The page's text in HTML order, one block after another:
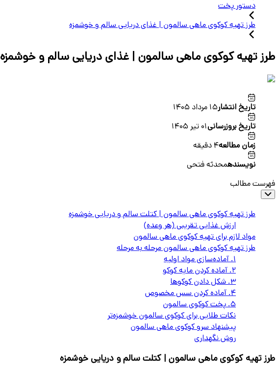
دستور پخت
طرز تهیه کوکوی ماهی سالمون | غذای دریایی سالم و خوشمزه
طرز تهیه کوکوی ماهی سالمون | غذای دریایی سالم و خوشمزه
تاریخ انتشار15 مرداد 1405
تاریخ بروزرسانی01 تیر 1405
زمان مطالعه4 دقیقه
نویسندهمحدثه فتحی
فهرست مطالب
طرز تهیه کوکوی ماهی سالمون | کتلت سالم و دریایی خوشمزه
ارزش غذایی تقریبی (هر وعده)
مواد لازم برای تهیه کوکوی ماهی سالمون
طرز تهیه کوکوی ماهی سالمون مرحله به مرحله
۱. آماده‌سازی مواد اولیه
۲. آماده کردن مایه کوکو
۳. شکل دادن کوکوها
۴. آماده کردن سس مخصوص
۵. پخت کوکوی سالمون
نکات طلایی برای کوکوی سالمون خوشمزه‌تر
پیشنهاد سرو کوکوی ماهی سالمون
روش نگهداری
طرز تهیه کوکوی ماهی سالمون | کتلت سالم و دریایی خوشمزه